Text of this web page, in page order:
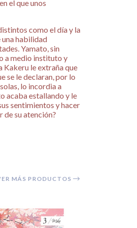
el que unos
como el día y la
una habilidad
Yamato, sin
a medio instituto y
Kakeru le extraña que
se le declaran, por lo
lo incordia a
acaba estallando y le
sentimientos y hacer
de su atención?
MÁS PRODUCTOS